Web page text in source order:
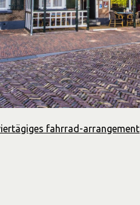
fahrrad-arrangement